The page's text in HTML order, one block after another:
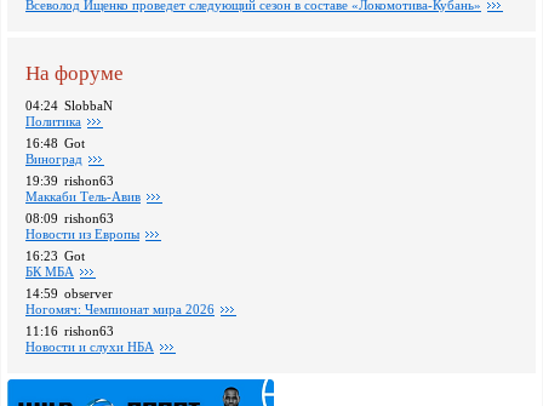
Всеволод Ищенко проведет следующий сезон в составе «Локомотива-Кубань»
На форуме
04:24 SlobbaN
Политика
16:48 Got
Виноград
19:39 rishon63
Маккаби Тель-Авив
08:09 rishon63
Новости из Европы
16:23 Got
БК МБА
14:59 observer
Ногомяч: Чемпионат мира 2026
11:16 rishon63
Новости и слухи НБА